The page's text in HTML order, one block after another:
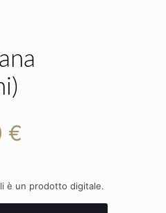
€
è:
è un prodotto digitale.